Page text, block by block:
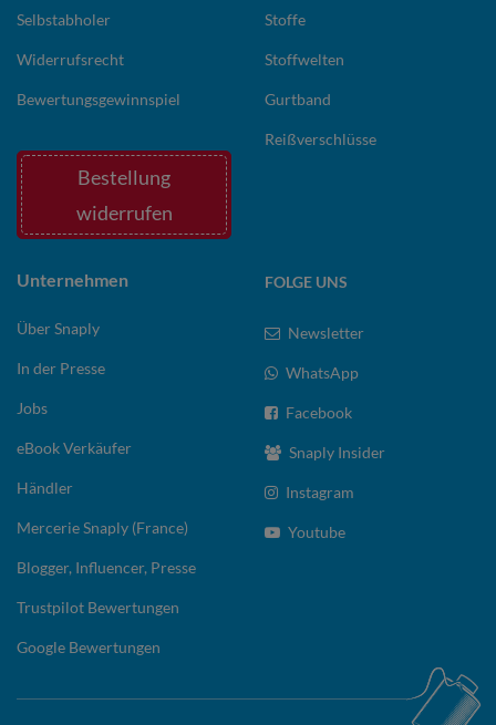
Selbstabholer
Widerrufsrecht
Bewertungsgewinnspiel
Bestellung
widerrufen
Stoffe
Stoffwelten
Gurtband
Reißverschlüsse
Unternehmen
Über Snaply
In der Presse
Jobs
eBook Verkäufer
Händler
Mercerie Snaply (France)
Blogger, Influencer, Presse
Trustpilot Bewertungen
Google Bewertungen
FOLGE UNS
Newsletter
WhatsApp
Facebook
Snaply Insider
Instagram
Youtube